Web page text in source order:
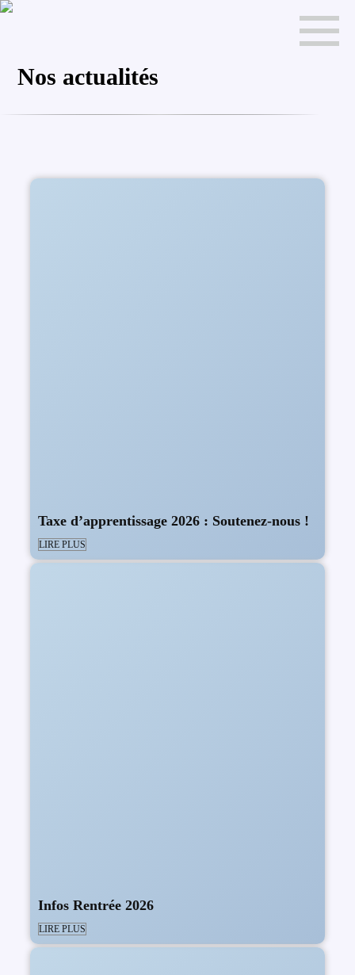
Nos actualités
Taxe d’apprentissage 2026 : Soutenez-nous !
LIRE PLUS
Infos Rentrée 2026
LIRE PLUS